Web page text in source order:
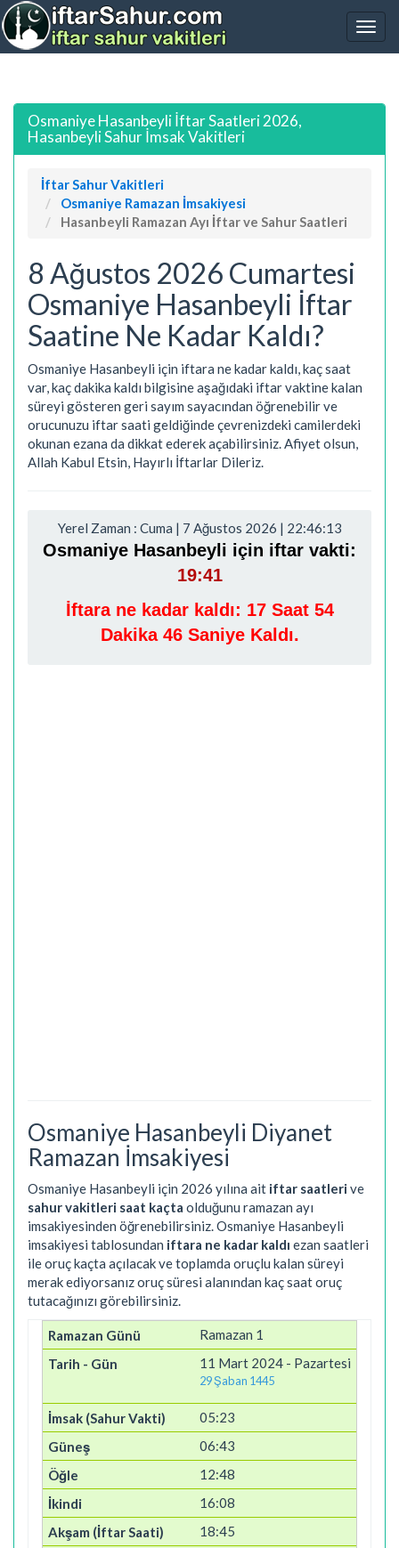
Osmaniye Hasanbeyli İftar Saatleri 2026,
Hasanbeyli Sahur İmsak Vakitleri
İftar Sahur Vakitleri
Osmaniye Ramazan İmsakiyesi
Hasanbeyli Ramazan Ayı İftar ve Sahur Saatleri
8 Ağustos 2026 Cumartesi
Osmaniye Hasanbeyli İftar
Saatine Ne Kadar Kaldı?
Osmaniye Hasanbeyli için iftara ne kadar kaldı, kaç saat
var, kaç dakika kaldı bilgisine aşağıdaki iftar vaktine kalan
süreyi gösteren geri sayım sayacından öğrenebilir ve
orucunuzu iftar saati geldiğinde çevrenizdeki camilerdeki
okunan ezana da dikkat ederek açabilirsiniz. Afiyet olsun,
Allah Kabul Etsin, Hayırlı İftarlar Dileriz.
Yerel Zaman : Cuma | 7 Ağustos 2026 | 22:46:14
Osmaniye Hasanbeyli için iftar vakti:
19:41
İftara ne kadar kaldı: 17 Saat 54
Dakika 45 Saniye Kaldı.
Osmaniye Hasanbeyli Diyanet
Ramazan İmsakiyesi
Osmaniye Hasanbeyli için 2026 yılına ait iftar saatlerive
sahur vakitleri saat kaçta olduğunu ramazan ayı
imsakiyesinden öğrenebilirsiniz. Osmaniye Hasanbeyli
imsakiyesi tablosundan iftara ne kadar kaldı ezan saatleri
ile oruç kaçta açılacak ve toplamda oruçlu kalan süreyi
merak ediyorsanız oruç süresi alanından kaç saat oruç
tutacağınızı görebilirsiniz.
Ramazan 1
11 Mart 2024 - Pazartesi
29 Şaban 1445
05:23
06:43
12:48
16:08
18:45